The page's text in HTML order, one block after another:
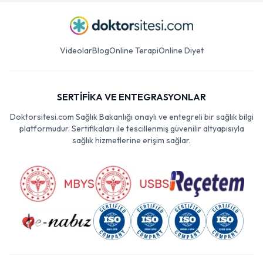
VideolarBlogOnline TerapiOnline Diyet
SERTİFİKA VE ENTEGRASYONLAR
Doktorsitesi.com Sağlık Bakanlığı onaylı ve entegreli bir sağlık bilgi
platformudur. Sertifikaları ile tescillenmiş güvenilir altyapısıyla
sağlık hizmetlerine erişim sağlar.